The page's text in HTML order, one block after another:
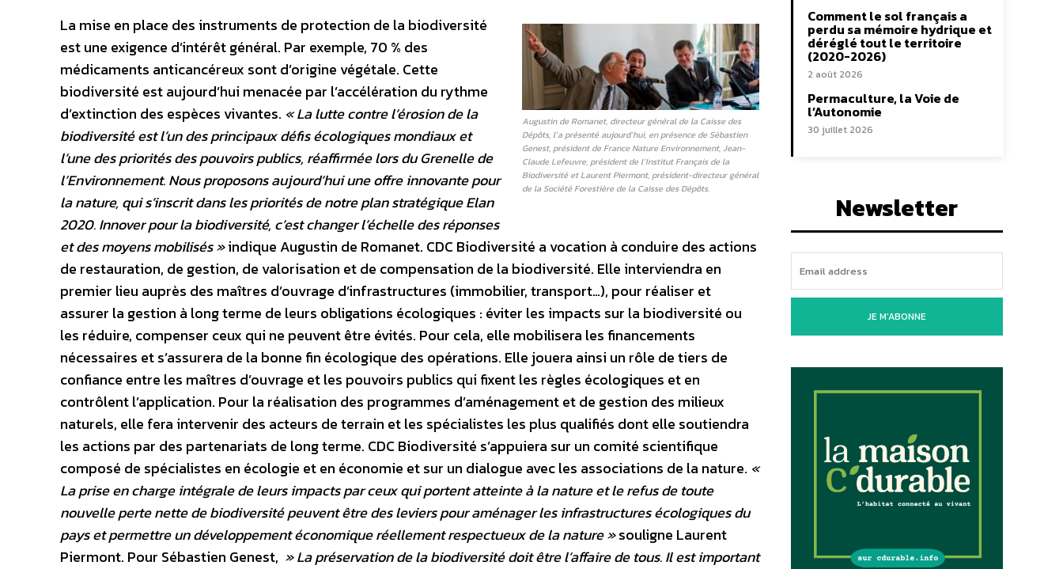
Augustin de Romanet, directeur général de la Caisse des
Dépôts, l’a présenté aujourd’hui, en présence de Sébastien
Genest, président de France Nature Environnement, Jean-
Claude Lefeuvre, président de l’Institut Français de la
Biodiversité et Laurent Piermont, président-directeur général
de la Société Forestière de la Caisse des Dépôts.
La mise en place des instruments de protection de la biodiversité
est une exigence d’intérêt général. Par exemple, 70 % des
médicaments anticancéreux sont d’origine végétale. Cette
biodiversité est aujourd’hui menacée par l’accélération du rythme
d’extinction des espèces vivantes. « La lutte contre l’érosion de la
biodiversité est l’un des principaux défis écologiques mondiaux et
l’une des priorités des pouvoirs publics, réaffirmée lors du Grenelle de
l’Environnement. Nous proposons aujourd’hui une offre innovante pour
la nature, qui s’inscrit dans les priorités de notre plan stratégique Elan
2020. Innover pour la biodiversité, c’est changer l’échelle des réponses
et des moyens mobilisés »indique Augustin de Romanet. CDC Biodiversité a vocation à conduire des actions
de restauration, de gestion, de valorisation et de compensation de la biodiversité. Elle interviendra en
premier lieu auprès des maîtres d’ouvrage d’infrastructures (immobilier, transport…), pour réaliser et
assurer la gestion à long terme de leurs obligations écologiques : éviter les impacts sur la biodiversité ou
les réduire, compenser ceux qui ne peuvent être évités. Pour cela, elle mobilisera les financements
nécessaires et s’assurera de la bonne fin écologique des opérations. Elle jouera ainsi un rôle de tiers de
confiance entre les maîtres d’ouvrage et les pouvoirs publics qui fixent les règles écologiques et en
contrôlent l’application. Pour la réalisation des programmes d’aménagement et de gestion des milieux
naturels, elle fera intervenir des acteurs de terrain et les spécialistes les plus qualifiés dont elle soutiendra
les actions par des partenariats de long terme. CDC Biodiversité s’appuiera sur un comité scientifique
composé de spécialistes en écologie et en économie et sur un dialogue avec les associations de la nature. «
La prise en charge intégrale de leurs impacts par ceux qui portent atteinte à la nature et le refus de toute
nouvelle perte nette de biodiversité peuvent être des leviers pour aménager les infrastructures écologiques du
pays et permettre un développement économique réellement respectueux de la nature »souligne Laurent
Piermont. Pour Sébastien Genest, » La préservation de la biodiversité doit être l’affaire de tous. Il est important
Comment le sol français a
perdu sa mémoire hydrique et
déréglé tout le territoire
(2020-2026)
2 août 2026
Permaculture, la Voie de
l’Autonomie
30 juillet 2026
Newsletter
JE M'ABONNE